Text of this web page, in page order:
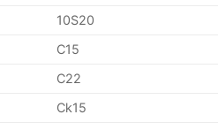
10S20
C15
C22
Ck15